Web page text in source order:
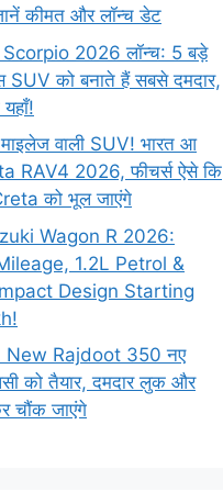
कीमत और लॉन्च डेट
2026 लॉन्च: 5 बड़े
SUV को बनाते हैं सबसे दमदार,
यहाँ!
वाली SUV! भारत आ
RAV4 2026, फीचर्स ऐसे कि
को भूल जाएंगे
Wagon R 2026:
1.2L Petrol &
Design Starting
New Rajdoot 350 नए
को तैयार, दमदार लुक और
चौंक जाएंगे